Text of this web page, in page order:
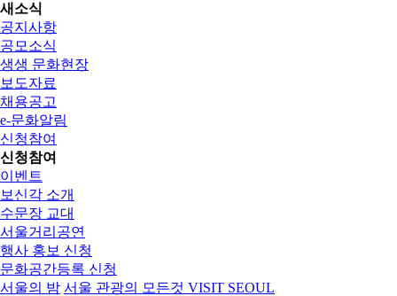
새소식
공지사항
공모소식
생생 문화현장
보도자료
채용공고
e-문화알림
신청참여
신청참여
이벤트
보신각 소개
수문장 교대
서울거리공연
행사 홍보 신청
문화공간등록 신청
서울의 밤 서울 관광의 모든것 VISIT SEOUL